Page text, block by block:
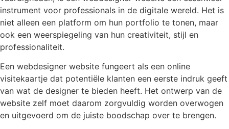
instrument voor professionals in de digitale wereld. Het is
niet alleen een platform om hun portfolio te tonen, maar
ook een weerspiegeling van hun creativiteit, stijl en
professionaliteit.
Een webdesigner website fungeert als een online
visitekaartje dat potentiële klanten een eerste indruk geeft
van wat de designer te bieden heeft. Het ontwerp van de
website zelf moet daarom zorgvuldig worden overwogen
en uitgevoerd om de juiste boodschap over te brengen.